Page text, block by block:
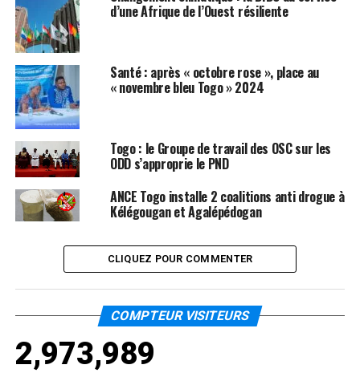
d’une Afrique de l’Ouest résiliente
Santé : après « octobre rose », place au
« novembre bleu Togo » 2024
Togo : le Groupe de travail des OSC sur les
ODD s’approprie le PND
ANCE Togo installe 2 coalitions anti drogue à
Kélégougan et Agalépédogan
CLIQUEZ POUR COMMENTER
COMPTEUR VISITEURS
2,973,989